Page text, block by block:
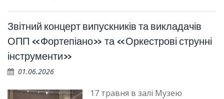
Звітний концерт випускників та викладачів
ОПП «Фортепіано» та «Оркестрові струнні
інструменти»
01.06.2026
17 травня в залі Музею